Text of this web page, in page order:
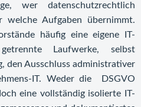
wer datenschutzrechtlich
Aufgaben übernimmt.
häufig eine eigene IT-
Laufwerke, selbst
den Ausschluss administrativer
IT. Weder die DSGVO
eine vollständig isolierte IT-